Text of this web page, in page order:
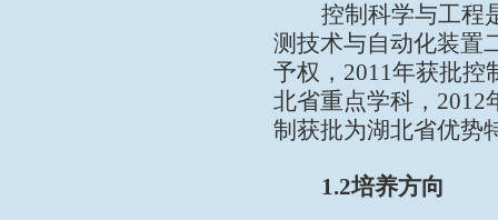
控制科学与工程
测技术与自动化装置
予权， 2011年获批控
北省重点学科， 2012
制 获批为湖北省优势
1.2培养方向